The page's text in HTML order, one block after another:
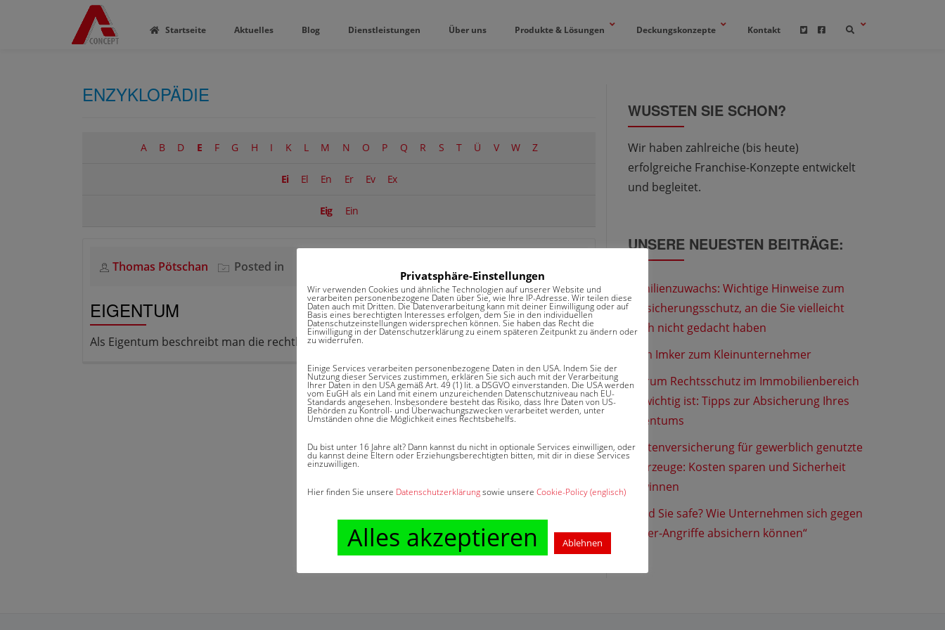
Startseite Aktuelles Blog Dienstleistungen Über uns Produkte & Lösungen Deckungskonzepte Kontakt
ENZYKLOPÄDIE
A B D E F G H I K L M N O P Q R S T Ü V W Z
Ei El En Er Ev Ex
Eig Ein
Thomas Pötschan Posted in
EIGENTUM
Als Eigentum beschreibt man die rechtliche Verfügungsgewalt einer Person über eine Sache.
WUSSTEN SIE SCHON?
Wir haben zahlreiche (bis heute)
erfolgreiche Franchise-Konzepte entwickelt
und begleitet.
UNSERE NEUESTEN BEITRÄGE:
Familienzuwachs: Wichtige Hinweise zum
Versicherungsschutz, an die Sie vielleicht
noch nicht gedacht haben
Vom Imker zum Kleinunternehmer
Warum Rechtsschutz im Immobilienbereich
so wichtig ist: Tipps zur Absicherung Ihres
Eigentums
Flottenversicherung für gewerblich genutzte
Fahrzeuge: Kosten sparen und Sicherheit
gewinnen
„Sind Sie safe? Wie Unternehmen sich gegen
Cyber-Angriffe absichern können“
Privatsphäre-Einstellungen
Wir verwenden Cookies und ähnliche Technologien auf unserer Website und
verarbeiten personenbezogene Daten über Sie, wie Ihre IP-Adresse. Wir teilen diese
Daten auch mit Dritten. Die Datenverarbeitung kann mit deiner Einwilligung oder auf
Basis eines berechtigten Interesses erfolgen, dem Sie in den individuellen
Datenschutzeinstellungen widersprechen können. Sie haben das Recht die
Einwilligung in der Datenschutzerklärung zu einem späteren Zeitpunkt zu ändern oder
zu widerrufen.
Einige Services verarbeiten personenbezogene Daten in den USA. Indem Sie der
Nutzung dieser Services zustimmen, erklären Sie sich auch mit der Verarbeitung
Ihrer Daten in den USA gemäß Art. 49 (1) lit. a DSGVO einverstanden. Die USA werden
vom EuGH als ein Land mit einem unzureichenden Datenschutzniveau nach EU-
Standards angesehen. Insbesondere besteht das Risiko, dass Ihre Daten von US-
Behörden zu Kontroll- und Überwachungszwecken verarbeitet werden, unter
Umständen ohne die Möglichkeit eines Rechtsbehelfs.
Du bist unter 16 Jahre alt? Dann kannst du nicht in optionale Services einwilligen, oder
du kannst deine Eltern oder Erziehungsberechtigten bitten, mit dir in diese Services
einzuwilligen.
Hier finden Sie unsere Datenschutzerklärungsowie unsere Cookie-Policy (englisch)
Alles akzeptieren Ablehnen